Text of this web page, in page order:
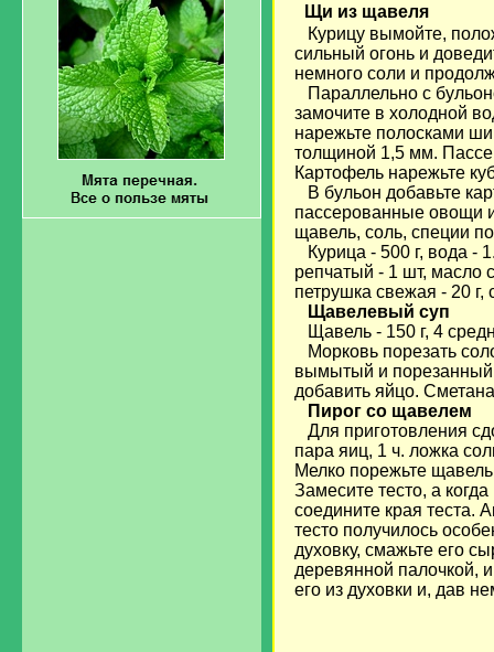
Щи из щавеля
Курицу вымойте,
сильный огонь и
немного соли и
Параллельно с
замочите в холодной
нарежьте полосками
толщиной 1,5 мм.
Картофель нарежьте
В бульон добавьте
пассерованные овощи
щавель, соль, специи
Курица - 500 г, вода -
репчатый - 1 шт, масло
петрушка свежая - 20 г,
Щавелевый суп
Щавель - 150 г, 4
Морковь порезать
вымытый и порезанный
добавить яйцо.
Пирог со щавелем
Для приготовления
пара яиц, 1 ч. ложка
Мелко порежьте
Замесите тесто, а
соедините края теста.
тесто получилось
духовку, смажьте его
деревянной палочкой,
его из духовки и, дав